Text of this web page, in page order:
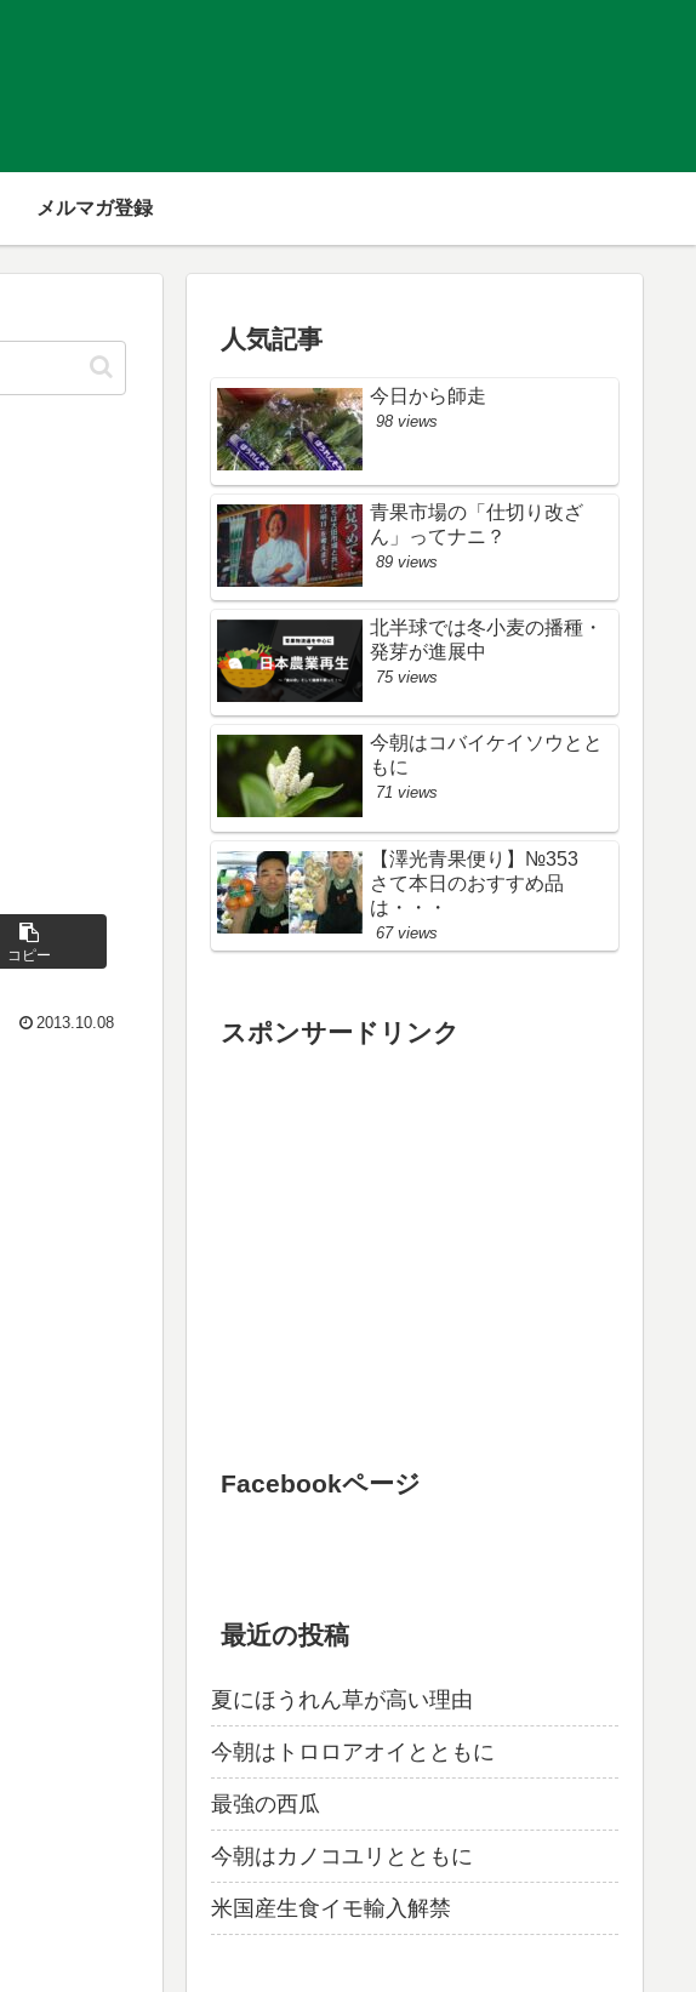
メルマガ登録
コピー
2013.10.08
人気記事
今日から師走
98 views
青果市場の「仕切り改ざ
ん」ってナニ？
89 views
北半球では冬小麦の播種・
発芽が進展中
75 views
今朝はコバイケイソウとと
もに
71 views
【澤光青果便り】№353
さて本日のおすすめ品
は・・・
67 views
スポンサードリンク
Facebookページ
最近の投稿
夏にほうれん草が高い理由
今朝はトロロアオイとともに
最強の西瓜
今朝はカノコユリとともに
米国産生食イモ輸入解禁